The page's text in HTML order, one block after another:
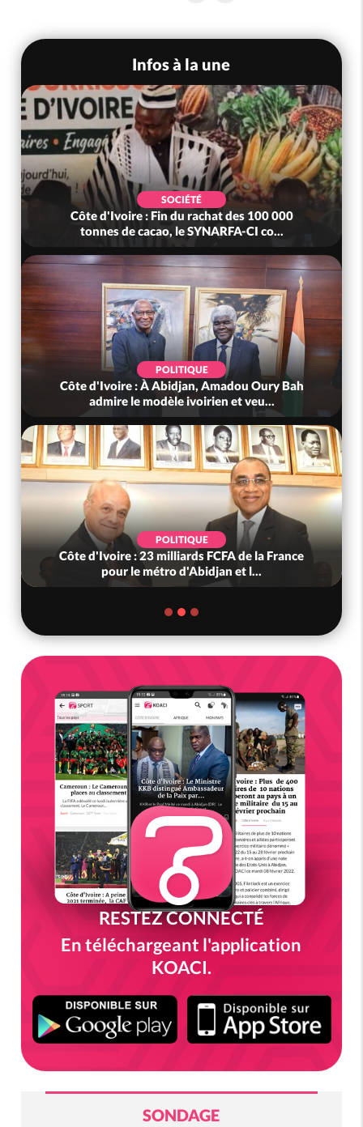
Infos à la une
SOCIÉTÉ
Côte d'Ivoire : Fin du rachat des 100 000
tonnes de cacao, le SYNARFA-CI co...
POLITIQUE
Côte d'Ivoire : À Abidjan, Amadou Oury Bah
admire le modèle ivoirien et veu...
POLITIQUE
Côte d'Ivoire : 23 milliards FCFA de la France
pour le métro d'Abidjan et l...
RESTEZ CONNECTÉ
En téléchargeant l'application
KOACI.
SONDAGE